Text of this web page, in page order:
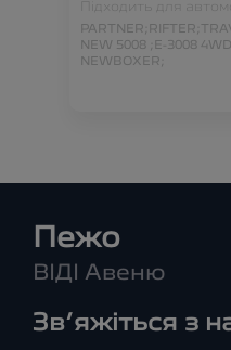
Підходить для
PARTNER; RIFTER;
NEW 5008 ;
E-3008 4WD
NEWBOXER;
Пежо
ВІДІ Авеню
Зв’яжіться з